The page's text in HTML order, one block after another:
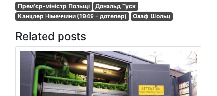
Прем'єр-міністр Польщі
Дональд Туск
Канцлер Німеччини (1949 - дотепер)
Олаф Шольц
Related posts